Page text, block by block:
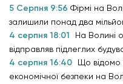
5 Серпня 9:56 Фірмі на
залишили понад два
4 серпня 18:01
На Волині
відправляв підлеглих
4 серпня 16:40
Що відомо
економічної безпеки на